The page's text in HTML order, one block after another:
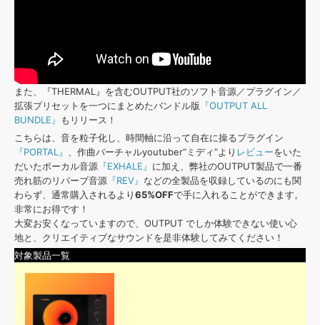
また、『THERMAL』を含むOUTPUT社のソフト音源／プラグイン／
拡張プリセットを一つにまとめたバンドル版 『OUTPUT ALL
BUNDLE』
もリリース！
こちらは、音を粒子化し、時間軸に沿って自在に操るプラグイン
『PORTAL』
、作曲バーチャルyoutuber“ミディ”より レビューをいた
だいたボーカル音源 『EXHALE』 に加え、弊社のOUTPUT製品で一番
売れ筋のリバーブ音源 『REV』 などの全製品を収録しているのにも関
わらず、通常購入されるより65%OFFで手に入れることができます。
非常にお得です！
大変お安くなっていますので、OUTPUT でしか体験できない使い心
地と、クリエイティブなサウンドを是非体験してみてください！
対象製品一覧